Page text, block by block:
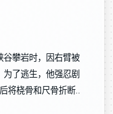
谷攀岩时，因右臂被
了逃生，他强忍剧
将桡骨和尺骨折断..